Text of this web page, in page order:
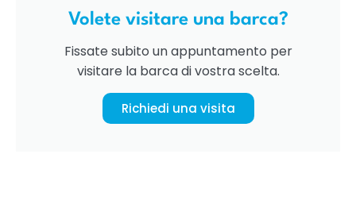
Volete visitare una barca?
Fissate subito un appuntamento per
visitare la barca di vostra scelta.
Richiedi una visita